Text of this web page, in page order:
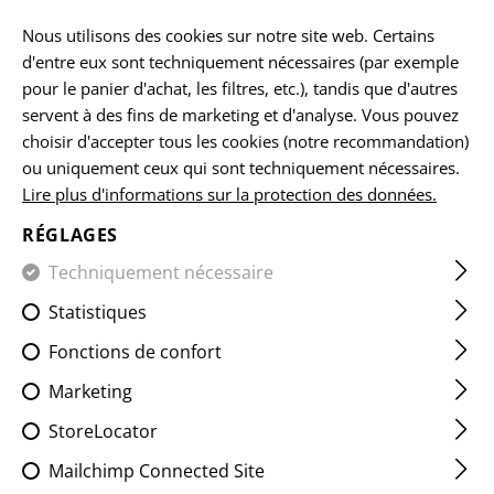
ACCUEIL EQUIPEMENTS POCHETTES MAG POUCHES
HK417 MAG POUCH LC
Nous utilisons des cookies sur notre site web. Certains
d'entre eux sont techniquement nécessaires (par exemple
pour le panier d'achat, les filtres, etc.), tandis que d'autres
servent à des fins de marketing et d'analyse. Vous pouvez
choisir d'accepter tous les cookies (notre recommandation)
ou uniquement ceux qui sont techniquement nécessaires.
Lire plus d'informations sur la protection des données.
RÉGLAGES
Techniquement nécessaire
Statistiques
Fonctions de confort
Marketing
StoreLocator
Mailchimp Connected Site